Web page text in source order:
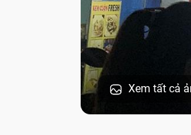
Xem tất cả